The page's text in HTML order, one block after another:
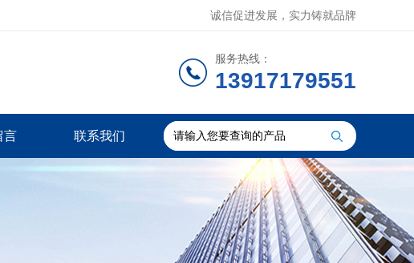
诚信促进发展，实力铸就品牌
服务热线：
13917179551
言 联系我们